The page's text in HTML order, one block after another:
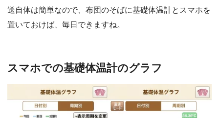
送自体は簡単なので、布団のそばに基礎体温計とスマホを
置いておけば、毎日できますね。
スマホでの基礎体温計のグラフ